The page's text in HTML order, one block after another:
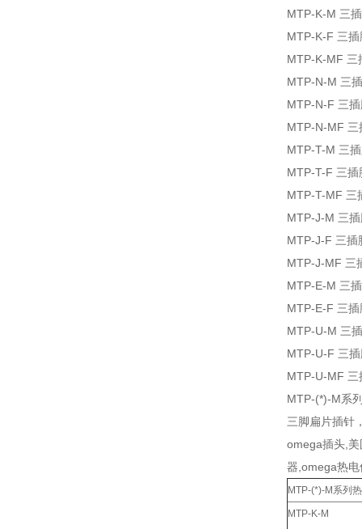
MTP-K-M 三
MTP-K-F 三
MTP-K-MF 三
MTP-N-M 三
MTP-N-F 三
MTP-N-MF 三
MTP-T-M 三
MTP-T-F 三
MTP-T-MF 三
MTP-J-M 三
MTP-J-F 三插
MTP-J-MF 三
MTP-E-M 三
MTP-E-F 三
MTP-U-M 三
MTP-U-F 三
MTP-U-MF 三
MTP-(*)-M系
三脚扁片插针
omega插头,
器,omega热电
MTP-(*)-M系列
MTP-K-M